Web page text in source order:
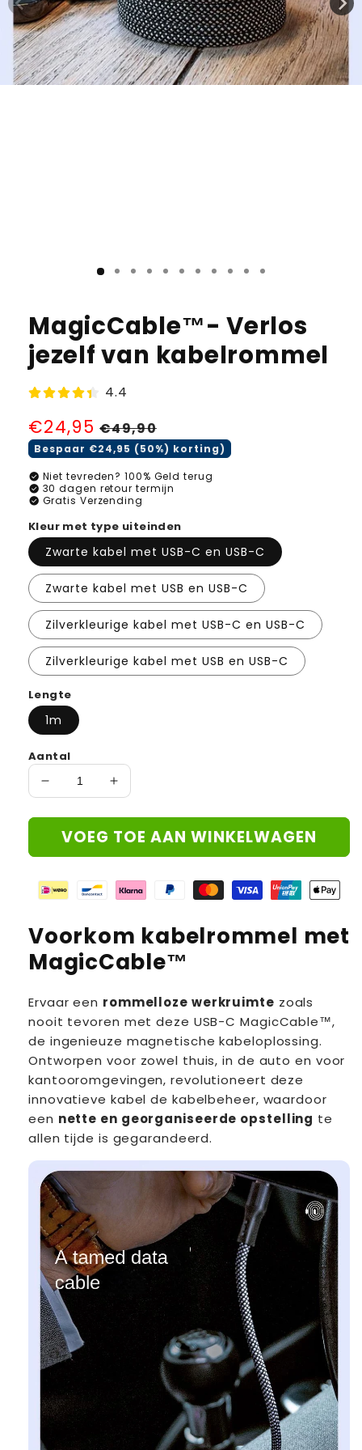
MagicCable™- Verlos
jezelf van kabelrommel
4.4
Normale
prijs
€24,95 Aanbiedingsprijs
€49,90
Bespaar €24,95 (50%) korting)
check_circle Niet tevreden? 100% Geld terug
check_circle 30 dagen retour termijn
check_circle Gratis Verzending
Kleur met type uiteinden
Zwarte kabel met USB-C en USB-C
Zwarte kabel met USB en USB-C
Zilverkleurige kabel met USB-C en USB-C
Zilverkleurige kabel met USB en USB-C
Lengte
1m
Aantal
Aantal
voor
MagicCable™-
Verlos
van
Aantal
voor
MagicCable™-
Verlos
van
VOEG TOE AAN WINKELWAGEN
Voorkom kabelrommel met
MagicCable™
Ervaar een rommelloze werkruimte zoals
nooit tevoren met deze USB-C MagicCable™,
de ingenieuze magnetische kabeloplossing.
Ontworpen voor zowel thuis, in de auto en voor
kantooromgevingen, revolutioneert deze
innovatieve kabel de kabelbeheer, waardoor
een nette en georganiseerde opstelling te
allen tijde is gegarandeerd.